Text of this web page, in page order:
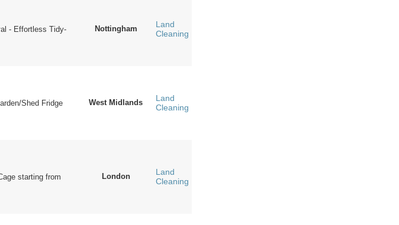
- Effortless Tidy-
Nottingham
Land
Cleaning
Shed Fridge
West Midlands
Land
Cleaning
starting from
London
Land
Cleaning